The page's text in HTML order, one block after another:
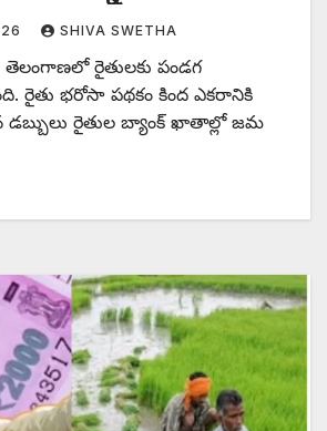
SHIVA SWETHA
తెలంగాణలో రైతులకు పండగ
రైతు భరోసా పథకం కింద ఎకరానికి
డబ్బులు రైతుల బ్యాంక్ ఖాతాల్లో జమ